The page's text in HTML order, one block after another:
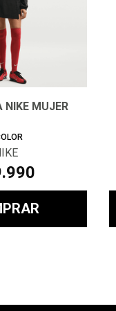
NIKE MUJER
.990